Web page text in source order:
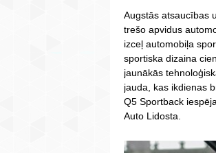
Augstās atsaucības
trešo apvidus
izceļ automobiļa
sportiska dizaina
jaunākās
jauda, kas ikdienas
Q5 Sportback
Auto Lidosta.